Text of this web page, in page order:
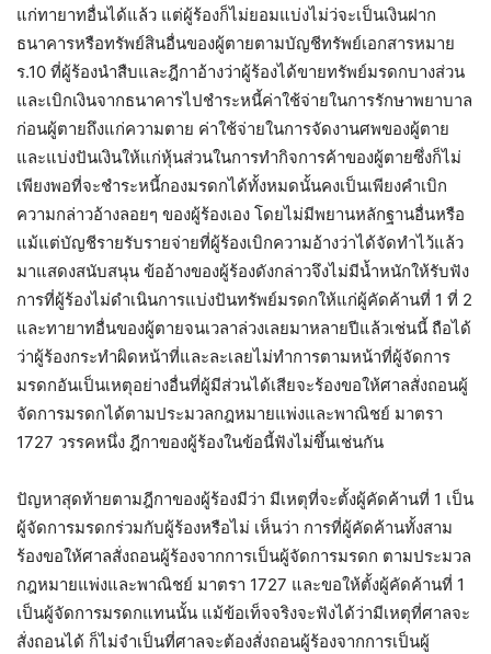
แก่ทายาทอื่นได้แล้ว แต่ผู้ร้องก็ไม่ยอมแบ่งไม่ว่จะเป็นเงินฝาก
ธนาคารหรือทรัพย์สินอื่นของผู้ตายตามบัญชีทรัพย์เอกสารหมาย
ร.10 ที่ผู้ร้องนำสืบและฎีกาอ้างว่าผู้ร้องได้ขายทรัพย์มรดกบางส่วน
และเบิกเงินจากธนาคารไปชำระหนี้ค่าใช้จ่ายในการรักษาพยาบาล
ก่อนผู้ตายถึงแก่ความตาย ค่าใช้จ่ายในการจัดงานศพของผู้ตาย
และแบ่งปันเงินให้แก่หุ้นส่วนในการทำกิจการค้าของผู้ตายซึ่งก็ไม่
เพียงพอที่จะชำระหนี้กองมรดกได้ทั้งหมดนั้นคงเป็นเพียงคำเบิก
ความกล่าวอ้างลอยๆ ของผู้ร้องเอง โดยไม่มีพยานหลักฐานอื่นหรือ
แม้แต่บัญชีรายรับรายจ่ายที่ผู้ร้องเบิกความอ้างว่าได้จัดทำไว้แล้ว
มาแสดงสนับสนุน ข้ออ้างของผู้ร้องดังกล่าวจึงไม่มีน้ำหนักให้รับฟัง
การที่ผู้ร้องไม่ดำเนินการแบ่งปันทรัพย์มรดกให้แก่ผู้คัดค้านที่ 1 ที่ 2
และทายาทอื่นของผู้ตายจนเวลาล่วงเลยมาหลายปีแล้วเช่นนี้ ถือได้
ว่าผู้ร้องกระทำผิดหน้าที่และละเลยไม่ทำการตามหน้าที่ผู้จัดการ
มรดกอันเป็นเหตุอย่างอื่นที่ผู้มีส่วนได้เสียจะร้องขอให้ศาลสั่งถอนผู้
จัดการมรดกได้ตามประมวลกฎหมายแพ่งและพาณิชย์ มาตรา
1727 วรรคหนึ่ง ฎีกาของผู้ร้องในข้อนี้ฟังไม่ขึ้นเช่นกัน
ปัญหาสุดท้ายตามฎีกาของผู้ร้องมีว่า มีเหตุที่จะตั้งผู้คัดค้านที่ 1 เป็น
ผู้จัดการมรดกร่วมกับผู้ร้องหรือไม่ เห็นว่า การที่ผู้คัดค้านทั้งสาม
ร้องขอให้ศาลสั่งถอนผู้ร้องจากการเป็นผู้จัดการมรดก ตามประมวล
กฎหมายแพ่งและพาณิชย์ มาตรา 1727 และขอให้ตั้งผู้คัดค้านที่ 1
เป็นผู้จัดการมรดกแทนนั้น แม้ข้อเท็จจริงจะฟังได้ว่ามีเหตุที่ศาลจะ
สั่งถอนได้ ก็ไม่จำเป็นที่ศาลจะต้องสั่งถอนผู้ร้องจากการเป็นผู้